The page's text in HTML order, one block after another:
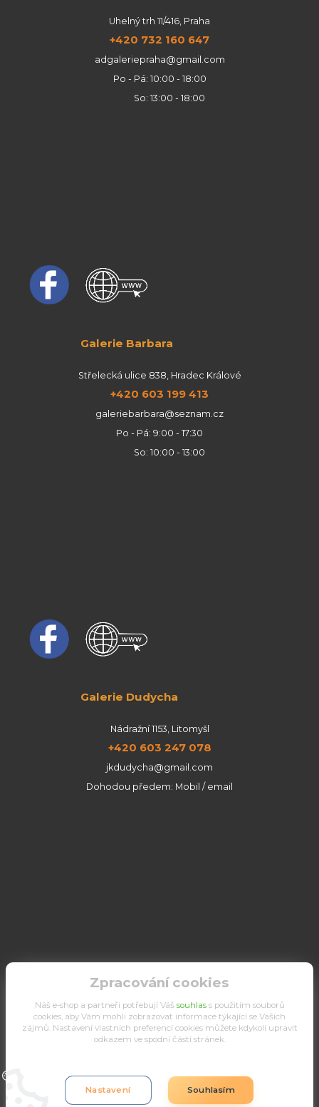
Uhelný trh 11/416, Praha
+420 732 160 647
adgaleriepraha@gmail.com
Po - Pá: 10:00 - 18:00
So: 13:00 - 18:00
Galerie Barbara
Střelecká ulice 838, Hradec Králové
+420 603 199 413
galeriebarbara@seznam.cz
Po - Pá: 9:00 - 17:30
So: 10:00 - 13:00
Galerie Dudycha
Nádražní 1153, Litomyšl
+420 603 247 078
jkdudycha@gmail.com
Dohodou předem: Mobil / email
Upravit sběr cookies.
Zpracování cookies
Náš e-shop a partneři potřebují Váš souhlass použitím souborů
cookies, aby Vám mohli zobrazovat informace týkající se Vašich
zájmů. Nastavení vlastních preferencí cookies můžete kdykoli upravit
odkazem ve spodní části stránek.
Nastavení Souhlasím